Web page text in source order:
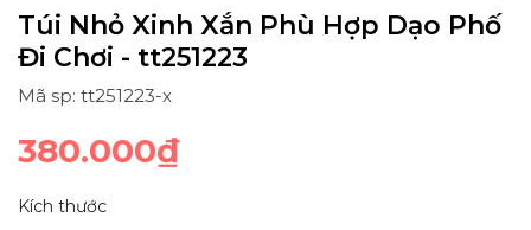
Túi Nhỏ Xinh Xắn Phù Hợp Dạo Phố
Đi Chơi - tt251223
Mã sp: tt251223-x
380.000₫
Kích thước